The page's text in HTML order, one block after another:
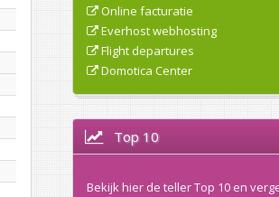
Online facturatie
Everhost webhosting
Flight departures
Domotica Center
Top 10
Bekijk hier de teller Top 10 en